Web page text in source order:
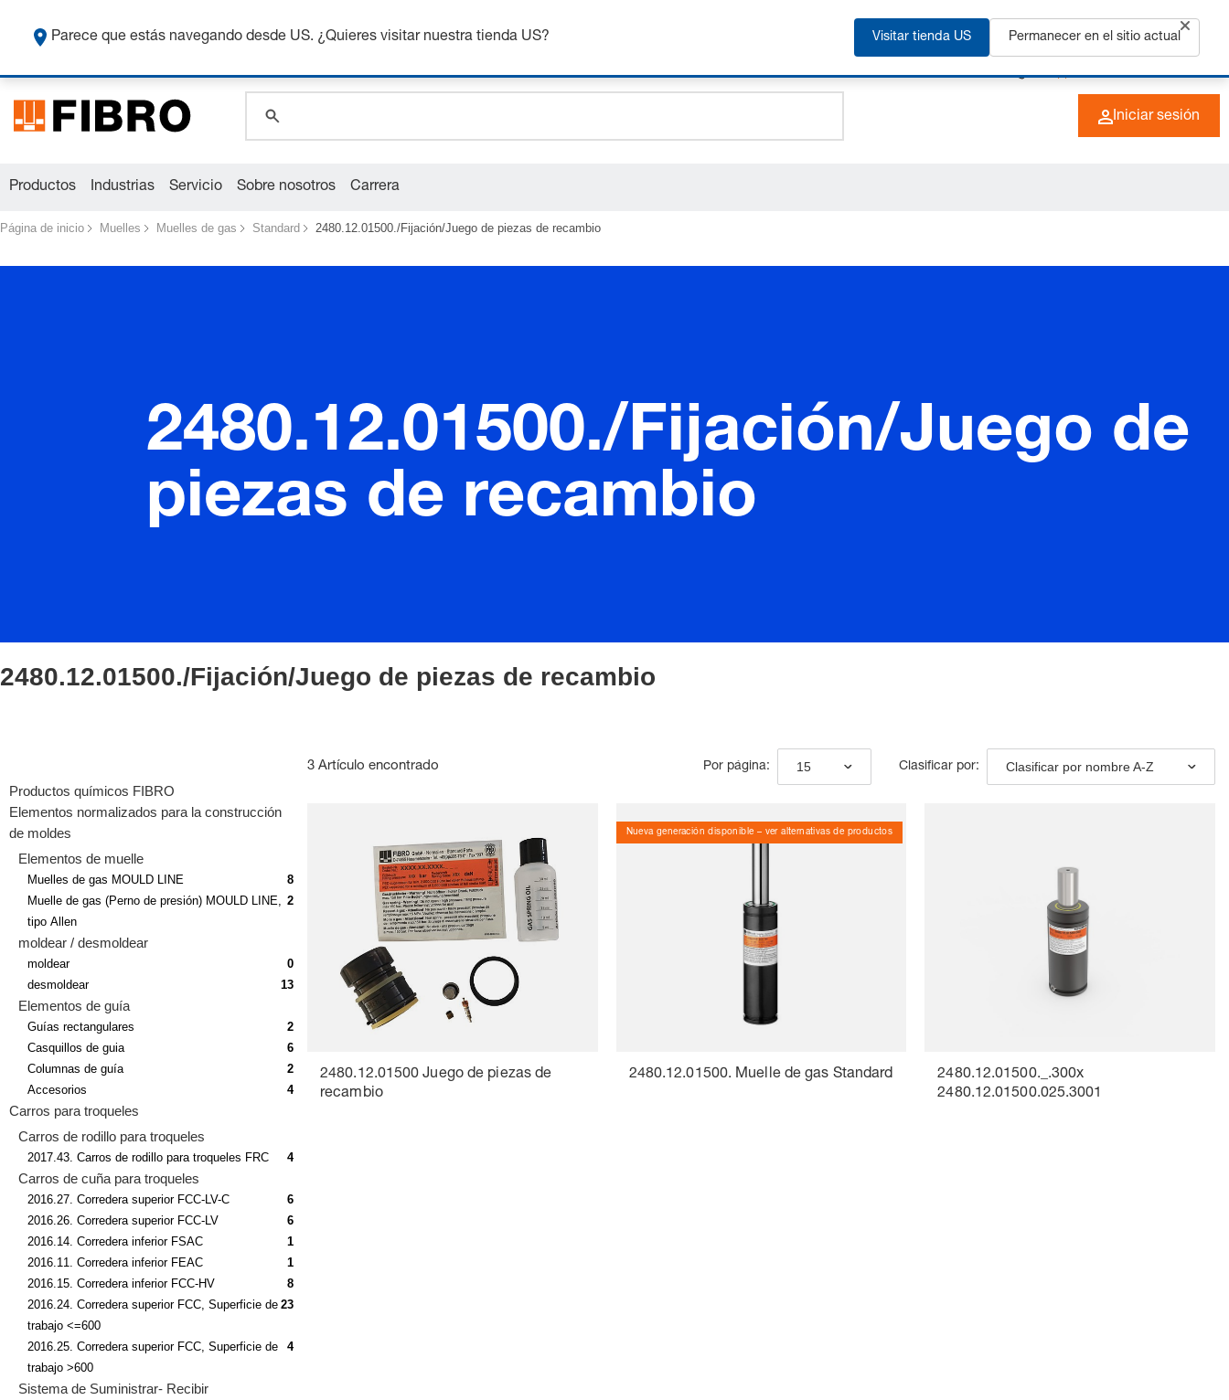
+49 (0) 6266 73-0 ES
Iniciar sesión
Productos Industrias Servicio Sobre nosotros Carrera
Página de inicio Muelles Muelles de gas Standard 2480.12.01500./Fijación/Juego de piezas de recambio
2480.12.01500./Fijación/Juego de
piezas de recambio
2480.12.01500./Fijación/Juego de piezas de recambio
Productos químicos FIBRO
Elementos normalizados para la construcción
de moldes
Elementos de muelle
Muelles de gas MOULD LINE
8
Muelle de gas (Perno de presión) MOULD LINE,
tipo Allen
2
moldear / desmoldear
moldear
0
desmoldear
13
Elementos de guía
Guías rectangulares
2
Casquillos de guia
6
Columnas de guía
2
Accesorios
4
Carros para troqueles
Carros de rodillo para troqueles
2017.43. Carros de rodillo para troqueles FRC 4
Carros de cuña para troqueles
2016.27. Corredera superior FCC-LV-C
6
2016.26. Corredera superior FCC-LV
6
2016.14. Corredera inferior FSAC
1
2016.11. Corredera inferior FEAC
1
2016.15. Corredera inferior FCC-HV
8
2016.24. Corredera superior FCC, Superficie de
trabajo <=600
23
2016.25. Corredera superior FCC, Superficie de
trabajo >600
4
Sistema de Suministrar- Recibir
3 Artículo encontrado Por página: 15 Clasificar por: Clasificar por nombre A-Z
2480.12.01500 Juego de piezas de
recambio
Nueva generación disponible – ver alternativas de productos
2480.12.01500. Muelle de gas Standard
2480.12.01500._.300x
2480.12.01500.025.3001
Parece que estás navegando desde US. ¿Quieres visitar nuestra tienda US? Visitar tienda US Permanecer en el sitio actual